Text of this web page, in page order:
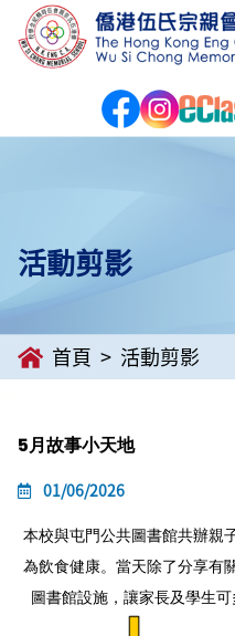
活動剪影
首頁 活動剪影
5月故事小天地
01/06/2026
本校與屯門公共圖書館共辦親
為飲食健康。當天除了分享有
圖書館設施，讓家長及學生